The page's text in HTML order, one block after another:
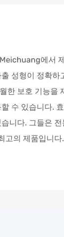
에서
성형이 정확하
한 보호 기능을
수 있습니다.
니다. 그들은 전
고의 제품입니다.